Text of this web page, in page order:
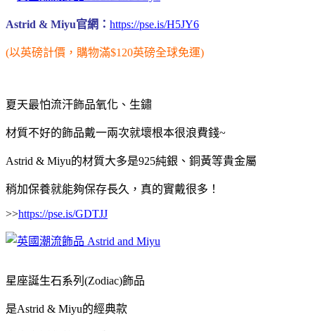
Astrid & Miyu官網： https://pse.is/H5JY6
(以英磅計價，購物滿$120英磅全球免運)
夏天最怕流汗飾品氧化、生鏽
材質不好的飾品戴一兩次就壞根本很浪費錢~
Astrid & Miyu的材質大多是925純銀、銅黃等貴金屬
稍加保養就能夠保存長久，真的實戴很多！
>>https://pse.is/GDTJJ
星座誕生石系列(Zodiac)飾品
是Astrid & Miyu的經典款